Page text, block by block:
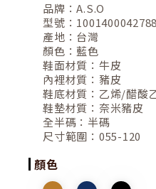
品牌：A.S.O
型號： 1001400042788
產地： 台灣
顏色：藍色
鞋面材質： 牛皮
內裡材質： 豬皮
鞋底材質： 乙烯/醋酸
鞋墊材質： 奈米豬皮
全半碼： 半碼
尺寸範圍： 055-120
顏色